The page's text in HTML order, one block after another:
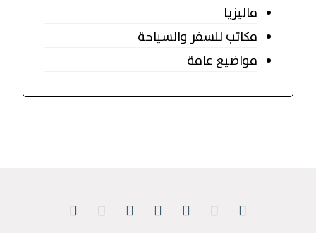
ماليزيا
مكاتب للسفر والسياحة
مواضيع عامة